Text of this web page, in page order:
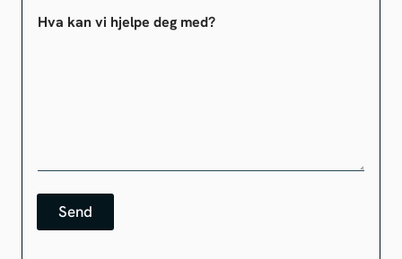
Hva kan vi hjelpe deg med?
Send